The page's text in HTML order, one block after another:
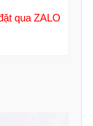
qua ZALO